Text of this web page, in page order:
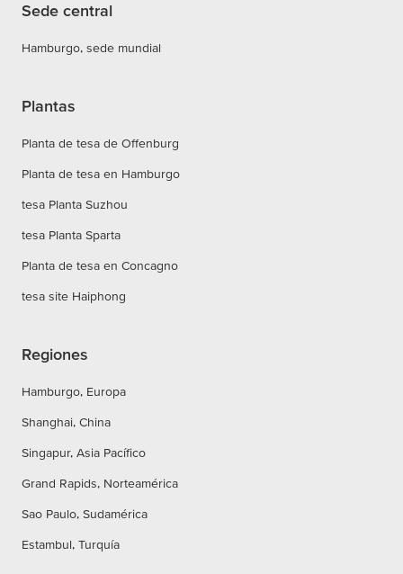
Sede central
Hamburgo, sede mundial
Plantas
Planta de tesa de Offenburg
Planta de tesa en Hamburgo
tesa Planta Suzhou
tesa Planta Sparta
Planta de tesa en Concagno
tesa site Haiphong
Regiones
Hamburgo, Europa
Shanghai, China
Singapur, Asia Pacífico
Grand Rapids, Norteamérica
Sao Paulo, Sudamérica
Estambul, Turquía